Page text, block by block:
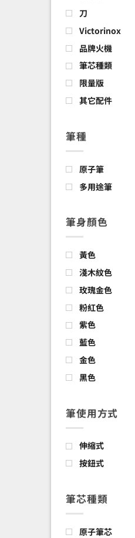
刀
Victorinox
品牌火機
筆芯種類
限量版
其它配件
筆種
原子筆
多用途筆
筆身顏色
黃色
淺木紋色
玫瑰金色
粉紅色
紫色
藍色
金色
黑色
筆使用方式
伸縮式
按鈕式
筆芯種類
原子筆芯